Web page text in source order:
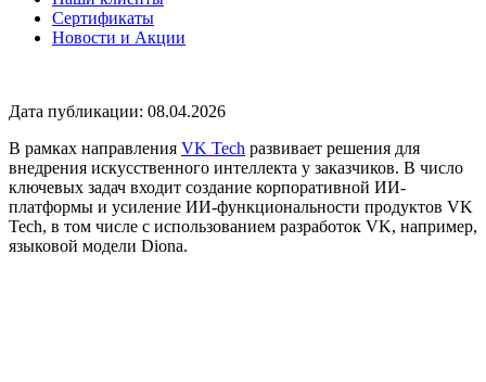
Сертификаты
Новости и Акции
Дата публикации: 08.04.2026
В рамках направления VK Tech развивает решения для
внедрения искусственного интеллекта у заказчиков. В число
ключевых задач входит создание корпоративной ИИ-
платформы и усиление ИИ-функциональности продуктов VK
Tech, в том числе с использованием разработок VK, например,
языковой модели Diona.